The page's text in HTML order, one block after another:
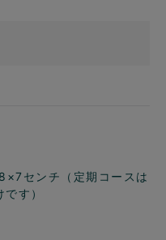
センチ（定期コースは
す）